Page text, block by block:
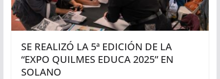
SE REALIZÓ LA 5ª EDICIÓN DE LA
“EXPO QUILMES EDUCA 2025” EN
SOLANO